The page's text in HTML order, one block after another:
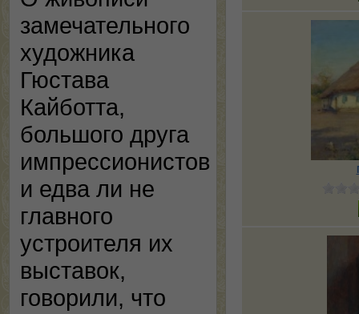
замечательного
художника
Гюстава
Кайботта,
большого друга
импрессионистов
и едва ли не
главного
устроителя их
выставок,
говорили, что